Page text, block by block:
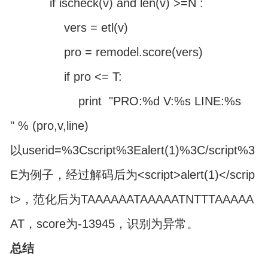
if ischeck(v) and len(v) >=N :
vers = etl(v)
pro = remodel.score(vers)
if pro <= T:
print "PRO:%d V:%s LINE:%s
" % (pro,v,line)
以userid=%3Cscript%3Ealert(1)%3C/script%3
E为例子，经过解码后为<script>alert(1)</scrip
t>，范化后为TAAAAAATAAAAATNTTTAAAAA
AT，score为-13945，识别为异常。
总结